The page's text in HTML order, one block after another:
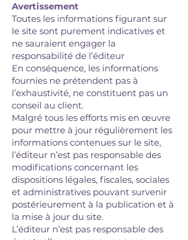
Avertissement
Toutes les informations figurant sur
le site sont purement indicatives et
ne sauraient engager la
responsabilité de l’éditeur
En conséquence, les informations
fournies ne prétendent pas à
l’exhaustivité, ne constituent pas un
conseil au client.
Malgré tous les efforts mis en œuvre
pour mettre à jour régulièrement les
informations contenues sur le site,
l’éditeur n’est pas responsable des
modifications concernant les
dispositions légales, fiscales, sociales
et administratives pouvant survenir
postérieurement à la publication et à
la mise à jour du site.
L’éditeur n’est pas responsable des